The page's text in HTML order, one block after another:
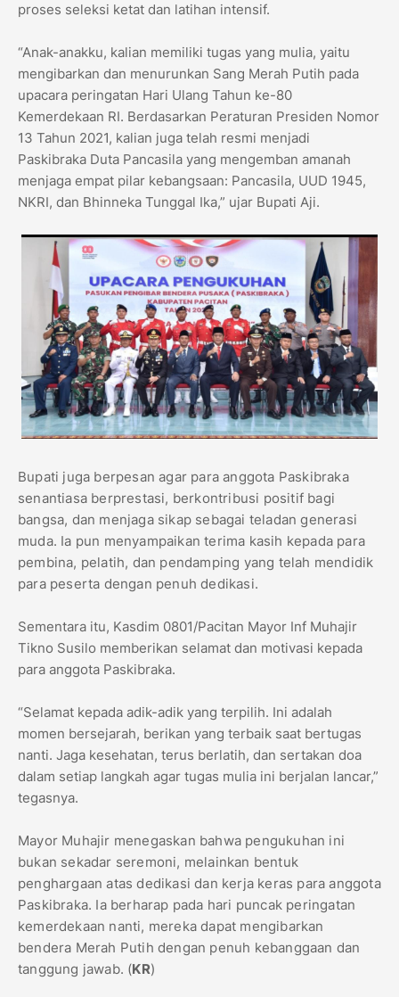
proses seleksi ketat dan latihan intensif.
“Anak-anakku, kalian memiliki tugas yang mulia, yaitu
mengibarkan dan menurunkan Sang Merah Putih pada
upacara peringatan Hari Ulang Tahun ke-80
Kemerdekaan RI. Berdasarkan Peraturan Presiden Nomor
13 Tahun 2021, kalian juga telah resmi menjadi
Paskibraka Duta Pancasila yang mengemban amanah
menjaga empat pilar kebangsaan: Pancasila, UUD 1945,
NKRI, dan Bhinneka Tunggal Ika,” ujar Bupati Aji.
Bupati juga berpesan agar para anggota Paskibraka
senantiasa berprestasi, berkontribusi positif bagi
bangsa, dan menjaga sikap sebagai teladan generasi
muda. Ia pun menyampaikan terima kasih kepada para
pembina, pelatih, dan pendamping yang telah mendidik
para peserta dengan penuh dedikasi.
Sementara itu, Kasdim 0801/Pacitan Mayor Inf Muhajir
Tikno Susilo memberikan selamat dan motivasi kepada
para anggota Paskibraka.
“Selamat kepada adik-adik yang terpilih. Ini adalah
momen bersejarah, berikan yang terbaik saat bertugas
nanti. Jaga kesehatan, terus berlatih, dan sertakan doa
dalam setiap langkah agar tugas mulia ini berjalan lancar,”
tegasnya.
Mayor Muhajir menegaskan bahwa pengukuhan ini
bukan sekadar seremoni, melainkan bentuk
penghargaan atas dedikasi dan kerja keras para anggota
Paskibraka. Ia berharap pada hari puncak peringatan
kemerdekaan nanti, mereka dapat mengibarkan
bendera Merah Putih dengan penuh kebanggaan dan
tanggung jawab. (KR)